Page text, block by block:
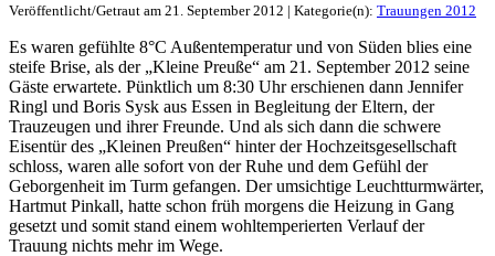
Veröffentlicht/Getraut am 21. September 2012 | Kategorie(n): Trauungen 2012
Es waren gefühlte 8°C Außentemperatur und von Süden blies eine
steife Brise, als der „Kleine Preuße“ am 21. September 2012 seine
Gäste erwartete. Pünktlich um 8:30 Uhr erschienen dann Jennifer
Ringl und Boris Sysk aus Essen in Begleitung der Eltern, der
Trauzeugen und ihrer Freunde. Und als sich dann die schwere
Eisentür des „Kleinen Preußen“ hinter der Hochzeitsgesellschaft
schloss, waren alle sofort von der Ruhe und dem Gefühl der
Geborgenheit im Turm gefangen. Der umsichtige Leuchtturmwärter,
Hartmut Pinkall, hatte schon früh morgens die Heizung in Gang
gesetzt und somit stand einem wohltemperierten Verlauf der
Trauung nichts mehr im Wege.